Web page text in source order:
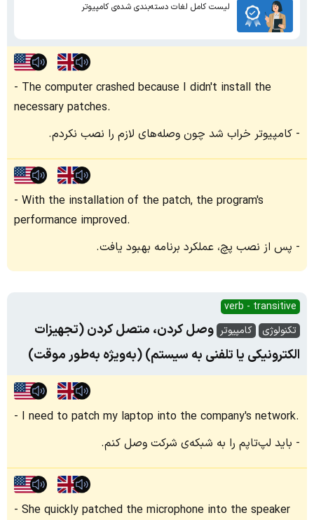
لیست کامل لغات دسته‌بندی شده‌ی کامپیوتر
The computer crashed because I didn't install the
necessary patches.
کامپیوتر خراب شد چون وصله‌های لازم را نصب نکردم.
With the installation of the patch, the program's
performance improved.
پس از نصب پچ، عملکرد برنامه بهبود یافت.
verb - transitive
تکنولوژی
کامپیوتر وصل کردن، متصل کردن (تجهیزات
الکترونیکی یا تلفنی به سیستم) (به‌ویژه به‌طور موقت)
I need to patch my laptop into the company's network.
باید لپ‌تاپم را به شبکه‌ی شرکت وصل کنم.
She quickly patched the microphone into the speaker